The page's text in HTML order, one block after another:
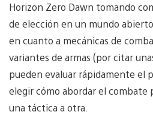
Horizon Zero Dawn tomando
de elección en un mundo
en cuanto a mecánicas de
variantes de armas (por citar
pueden evaluar rápidamente el
elegir cómo abordar el combate
una táctica a otra.